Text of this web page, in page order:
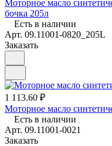
Моторное масло
бочка 205л
Есть в наличии
Арт. 09.11001-0820_205L
Заказать
1 113.60 ₽
Моторное масло
Есть в наличии
Арт. 09.11001-0021
Заказать